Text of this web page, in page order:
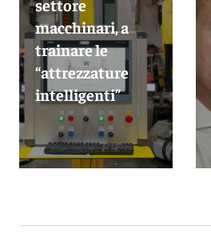
settore
macchinari, a
trainare le
“attrezzature
intelligenti”